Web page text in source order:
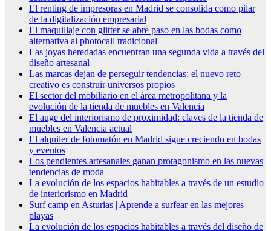
El renting de impresoras en Madrid se consolida como pilar
de la digitalización empresarial
El maquillaje con glitter se abre paso en las bodas como
alternativa al photocall tradicional
Las joyas heredadas encuentran una segunda vida a través del
diseño artesanal
Las marcas dejan de perseguir tendencias: el nuevo reto
creativo es construir universos propios
El sector del mobiliario en el área metropolitana y la
evolución de la tienda de muebles en Valencia
El auge del interiorismo de proximidad: claves de la tienda de
muebles en Valencia actual
El alquiler de fotomatón en Madrid sigue creciendo en bodas
y eventos
Los pendientes artesanales ganan protagonismo en las nuevas
tendencias de moda
La evolución de los espacios habitables a través de un estudio
de interiorismo en Madrid
Surf camp en Asturias | Aprende a surfear en las mejores
playas
La evolución de los espacios habitables a través del diseño de